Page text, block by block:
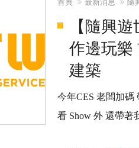
首頁 最新消息 隨
【隨興
作邊玩樂
建築
今年CES 老闆加碼
看 Show 外 還帶著